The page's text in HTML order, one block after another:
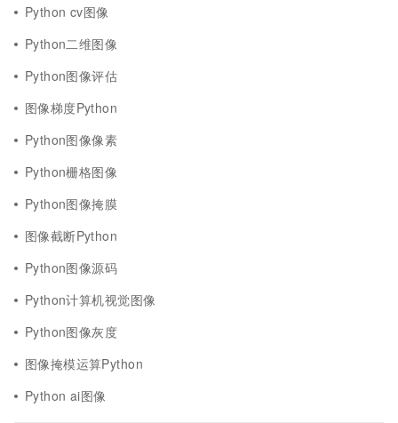
Python cv图像
Python二维图像
Python图像评估
图像梯度Python
Python图像像素
Python栅格图像
Python图像掩膜
图像截断Python
Python图像源码
Python计算机视觉图像
Python图像灰度
图像掩模运算Python
Python ai图像